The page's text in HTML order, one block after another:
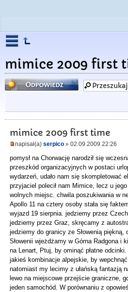
mimice 2009 first
Odpowiedz
mimice 2009 first time
napisał(a) serpico » 02.09.2009 22:26
pomysł na Chorwację narodził się
przeszkód organizacyjnych w postaci
wydarzeń, udało nam się skompletować
przyjaciel polecił nam Mimice, lecz u
wolnych miejsc. chwila poszukiwania w
Apollo 11 na cztery osoby stała się
wyjazd 19 sierpnia. jedziemy przez
jedziemy przez Graz, skręcamy z
jedziemy do granicy ze Słowenią piękną,
Słowenii wjeżdżamy w Górna Radgona i
na Lenart, Ptuj, by ominąć płatne
jakieś kombinacje alpejskie, by
natomiast my lecimy z ułańską fantazją
lewo na miejscowe przejście graniczne,
jeden samochód. W porównaniu z